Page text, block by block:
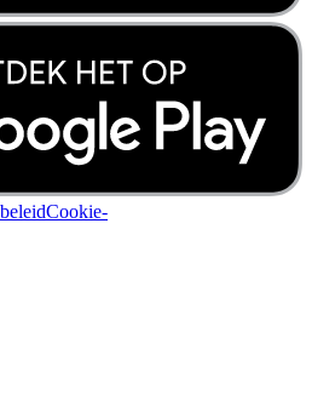
Cookie-